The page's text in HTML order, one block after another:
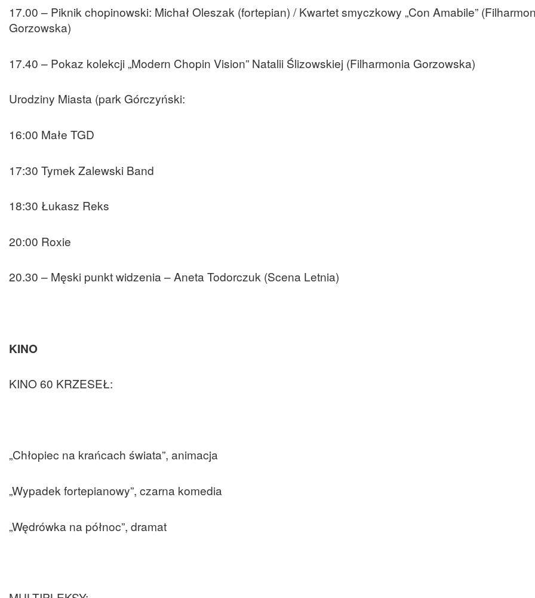
17.00 – Piknik chopinowski: Michał Oleszak (fortepian) / Kwartet smyczkowy „Con Amabile”
Gorzowska)
17.40 – Pokaz kolekcji „Modern Chopin Vision” Natalii Ślizowskiej (Filharmonia Gorzowska)
Urodziny Miasta (park Górczyński:
16:00 Małe TGD
17:30 Tymek Zalewski Band
18:30 Łukasz Reks
20:00 Roxie
20.30 – Męski punkt widzenia – Aneta Todorczuk (Scena Letnia)
KINO
KINO 60 KRZESEŁ:
„Chłopiec na krańcach świata”, animacja
„Wypadek fortepianowy”, czarna komedia
„Wędrówka na północ”, dramat